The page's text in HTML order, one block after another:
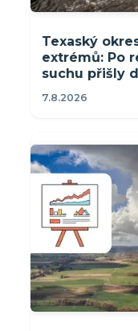
Texaský
extrémů: Po
suchu přišly
7.8.2026